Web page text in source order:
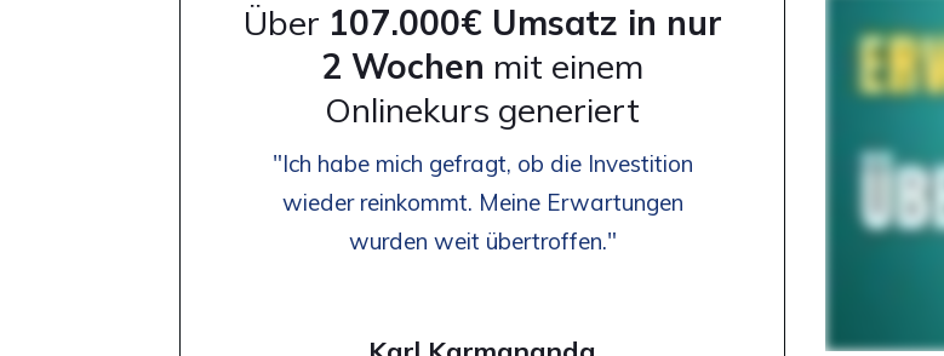
Über 107.000€ Umsatz in nur
2 Wochen mit einem
Onlinekurs generiert
"Ich habe mich gefragt, ob die Investition
wieder reinkommt. Meine Erwartungen
wurden weit übertroffen."